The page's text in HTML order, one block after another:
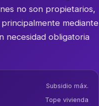
no son propietarios,
mediante
necesidad obligatoria
Subsidio máx.
Tope vivienda